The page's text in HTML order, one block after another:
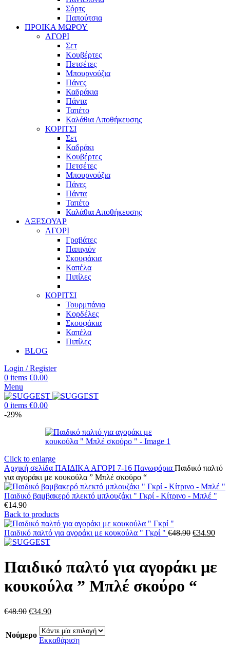
Σόρτς
Παπούτσια
ΠΡΟΙΚΑ ΜΩΡΟΥ
ΑΓΟΡΙ
Σετ
Κουβέρτες
Πετσέτες
Μπουρνούζια
Πάνες
Καδράκια
Πάντα
Ταπέτο
Καλάθια Αποθήκευσης
ΚΟΡΙΤΣΙ
Σετ
Καδράκι
Κουβέρτες
Πετσέτες
Μπουρνούζια
Πάνες
Πάντα
Ταπέτο
Καλάθια Αποθήκευσης
ΑΞΕΣΟΥΑΡ
ΑΓΟΡΙ
Γραβάτες
Παπιγιόν
Σκουφάκια
Καπέλα
Πιπίλες
ΚΟΡΙΤΣΙ
Τουρμπάνια
Κορδέλες
Σκουφάκια
Καπέλα
Πιπίλες
BLOG
Login / Register
0 items €0.00
Menu
0 items €0.00
-29%
Click to enlarge
Αρχική σελίδα ΠΑΙΔΙΚΑ ΑΓΟΡΙ 7-16 Πανωφόρια Παιδικό παλτό
για αγοράκι με κουκούλα ” Μπλέ σκούρο “
Παιδικό βαμβακερό πλεκτό μπλουζάκι " Γκρί - Κίτρινο - Μπλέ "
€14.90
Back to products
Παιδικό παλτό για αγοράκι με κουκούλα " Γκρί " €48.90 Original
€34.90Η
Παιδικό παλτό για αγοράκι με
κουκούλα ” Μπλέ σκούρο “
€48.90 Original
was:
€48.90.
€34.90Η
τιμή
είναι:
Νούμερο
Εκκαθάριση